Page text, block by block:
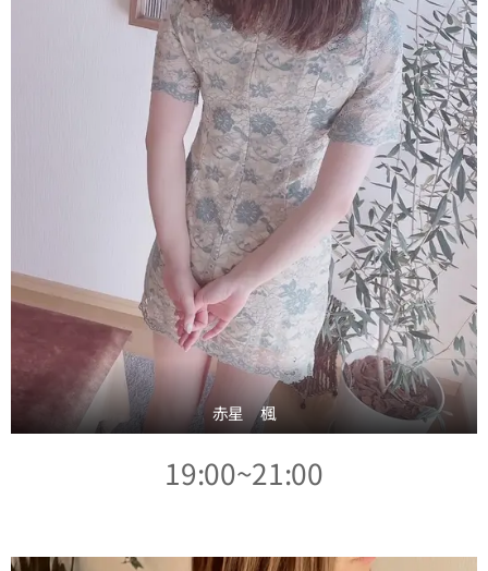
赤星 楓
19:00~21:00